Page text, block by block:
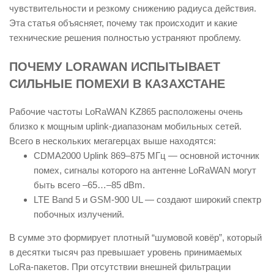
чувствительности и резкому снижению радиуса действия.
Эта статья объясняет, почему так происходит и какие
технические решения полностью устраняют проблему.
ПОЧЕМУ LORAWAN ИСПЫТЫВАЕТ
СИЛЬНЫЕ ПОМЕХИ В КАЗАХСТАНЕ
Рабочие частоты LoRaWAN KZ865 расположены очень
близко к мощным uplink-диапазонам мобильных сетей.
Всего в нескольких мегагерцах выше находятся:
CDMA2000 Uplink 869–875 МГц — основной источник
помех, сигналы которого на антенне LoRaWAN могут
быть всего –65…–85 dBm.
LTE Band 5 и GSM-900 UL — создают широкий спектр
побочных излучений.
В сумме это формирует плотный “шумовой ковёр”, который
в десятки тысяч раз превышает уровень принимаемых
LoRa-пакетов. При отсутствии внешней фильтрации